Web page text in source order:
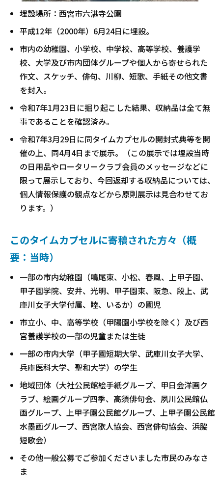
埋設場所：西宮市六湛寺公園
平成12年（2000年）6月24日に埋設。
市内の幼稚園、小学校、中学校、高等学校、養護学
校、大学及び市内団体グループや個人から寄せられた
作文、スケッチ、俳句、川柳、短歌、手紙その他文書
を封入。
令和7年1月23日に掘り起こした結果、収納品は全て無
事であることを確認済み。
令和7年3月29日に同タイムカプセルの開封式典等を開
催の上、同4月4日まで展示。（この展示では埋設当時
の日用品やロータリークラブ会員のメッセージなどに
限って展示しており、今回返却する収納品については、
個人情報保護の観点などから原則展示は見合わせてお
ります。）
このタイムカプセルに寄稿された方々（概
要：当時）
一部の市内幼稚園（鳴尾東、小松、春風、上甲子園、
甲子園学院、安井、光明、甲子園東、阪急、段上、武
庫川女子大学付属、睦、いるか）の園児
市立小、中、高等学校（甲陽園小学校を除く）及び西
宮養護学校の一部の児童または生徒
一部の市内大学（甲子園短期大学、武庫川女子大学、
兵庫医科大学、聖和大学）の学生
地域団体（大社公民館絵手紙グループ、甲日会洋画ク
ラブ、絵画グループ四季、高須俳句会、夙川公民館仏
画グループ、上甲子園公民館グループ、上甲子園公民館
水墨画グループ、西宮歌人協会、西宮俳句協会、浜脇
短歌会）
その他一般公募でご参加くださいました市民のみなさ
ま